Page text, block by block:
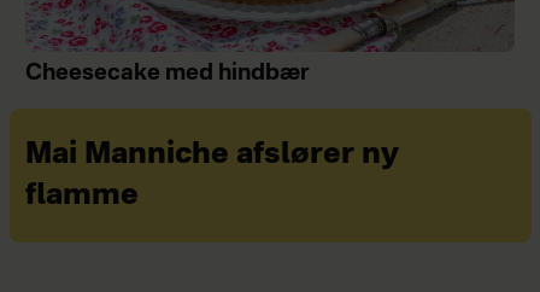
Cheesecake med hindbær
Mai Manniche afslører ny
flamme